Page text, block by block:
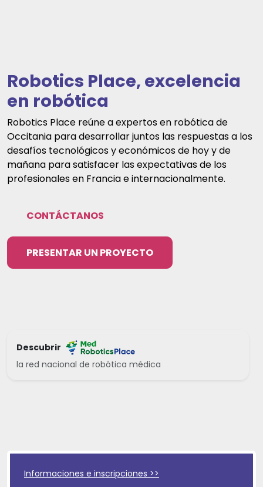
Robotics Place, excelencia
en robótica
Robotics Place reúne a expertos en robótica de
Occitania para desarrollar juntos las respuestas a los
desafíos tecnológicos y económicos de hoy y de
mañana para satisfacer las expectativas de los
profesionales en Francia e internacionalmente.
CONTÁCTANOS
PRESENTAR UN PROYECTO
Descubrir
la red nacional de robótica médica
Informaciones e inscripciones >>